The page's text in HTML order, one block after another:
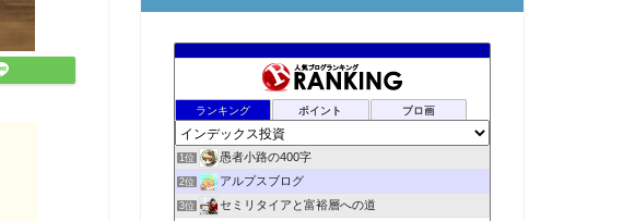
ランキング ポイント ブロ画
1位 愚者小路の400字
2位 アルプスブログ
3位 セミリタイアと富裕層への道